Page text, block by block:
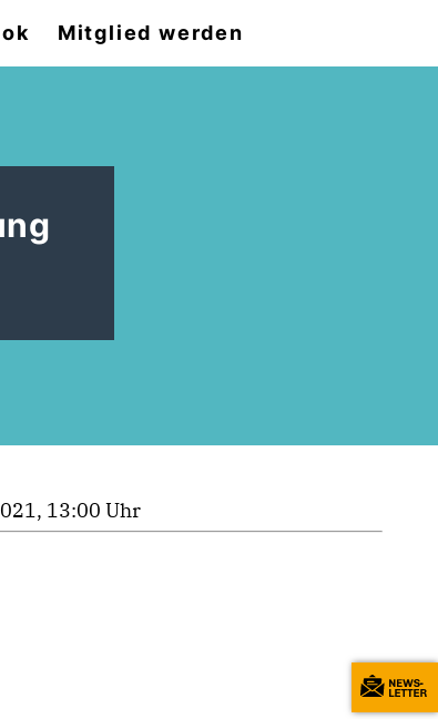
Mitglied werden
13:00 Uhr